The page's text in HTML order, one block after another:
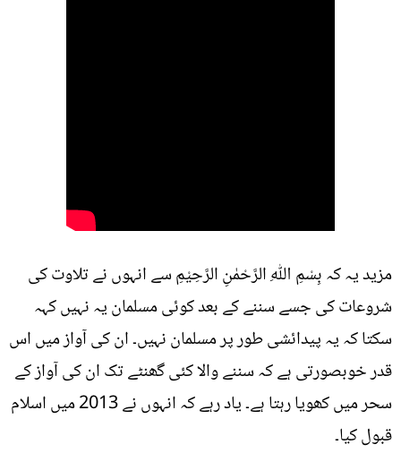
مزید یہ کہ بِسْمِ اللّٰهِ الرَّحْمٰنِ الرَّحِیْمِ سے انہوں نے تلاوت کی
شروعات کی جسے سننے کے بعد کوئی مسلمان یہ نہیں کہہ
سکتا کہ یہ پیدائشی طور پر مسلمان نہیں۔ ان کی آواز میں اس
قدر خوبصورتی ہے کہ سننے والا کئی گھنٹے تک ان کی آواز کے
سحر میں کھویا رہتا ہے۔ یاد رہے کہ انہوں نے 2013 میں اسلام
قبول کیا۔